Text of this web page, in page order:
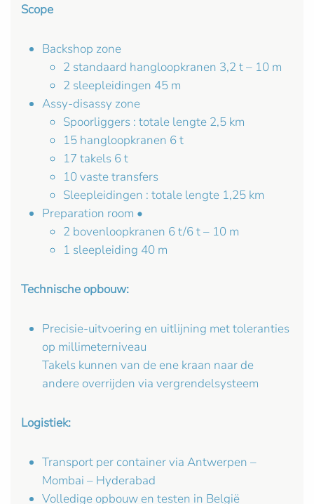
Scope
Backshop zone
2 standaard hangloopkranen 3,2 t – 10 m
2 sleepleidingen 45 m
Assy-disassy zone
Spoorliggers : totale lengte 2,5 km
15 hangloopkranen 6 t
17 takels 6 t
10 vaste transfers
Sleepleidingen : totale lengte 1,25 km
Preparation room •
2 bovenloopkranen 6 t/6 t – 10 m
1 sleepleiding 40 m
Technische opbouw:
Precisie-uitvoering en uitlijning met toleranties
op millimeterniveau
Takels kunnen van de ene kraan naar de
andere overrijden via vergrendelsysteem
Logistiek:
Transport per container via Antwerpen –
Mombai – Hyderabad
Volledige opbouw en testen in België